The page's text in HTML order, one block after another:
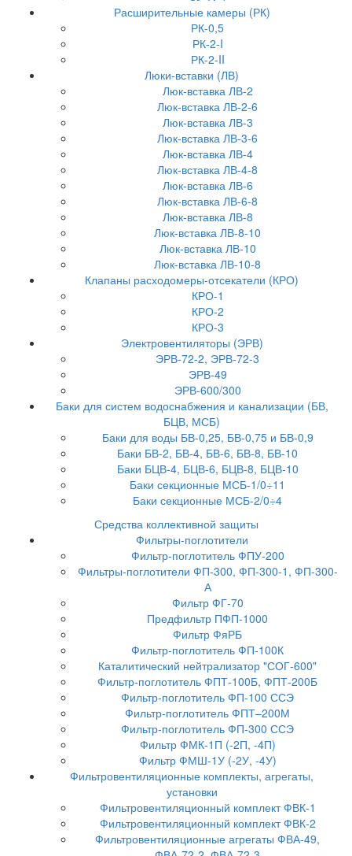
Расширительные камеры (РК)
РК-0,5
РК-2-I
РК-2-II
Люки-вставки (ЛВ)
Люк-вставка ЛВ-2
Люк-вставка ЛВ-2-6
Люк-вставка ЛВ-3
Люк-вставка ЛВ-3-6
Люк-вставка ЛВ-4
Люк-вставка ЛВ-4-8
Люк-вставка ЛВ-6
Люк-вставка ЛВ-6-8
Люк-вставка ЛВ-8
Люк-вставка ЛВ-8-10
Люк-вставка ЛВ-10
Люк-вставка ЛВ-10-8
Клапаны расходомеры-отсекатели (КРО)
КРО-1
КРО-2
КРО-3
Электровентиляторы (ЭРВ)
ЭРВ-72-2, ЭРВ-72-3
ЭРВ-49
ЭРВ-600/300
Баки для систем водоснабжения и канализации (БВ,
БЦВ, МСБ)
Баки для воды БВ-0,25, БВ-0,75 и БВ-0,9
Баки БВ-2, БВ-4, БВ-6, БВ-8, БВ-10
Баки БЦВ-4, БЦВ-6, БЦВ-8, БЦВ-10
Баки секционные МСБ-1/0÷11
Баки секционные МСБ-2/0÷4
Средства коллективной защиты
Фильтры-поглотители
Фильтр-поглотитель ФПУ-200
Фильтры-поглотители ФП-300, ФП-300-1, ФП-300-
А
Фильтр ФГ-70
Предфильтр ПФП-1000
Фильтр ФяРБ
Фильтр-поглотитель ФП-100К
Каталитический нейтрализатор "СОГ-600"
Фильтр-поглотитель ФПТ-100Б, ФПТ-200Б
Фильтр-поглотитель ФП-100 ССЭ
Фильтр-поглотитель ФПТ–200М
Фильтр-поглотитель ФП-300 ССЭ
Фильтр ФМК-1П (-2П, -4П)
Фильтр ФМШ-1У (-2У, -4У)
Фильтровентиляционные комплекты, агрегаты,
установки
Фильтровентиляционный комплект ФВК-1
Фильтровентиляционный комплект ФВК-2
Фильтровентиляционные агрегаты ФВА-49,